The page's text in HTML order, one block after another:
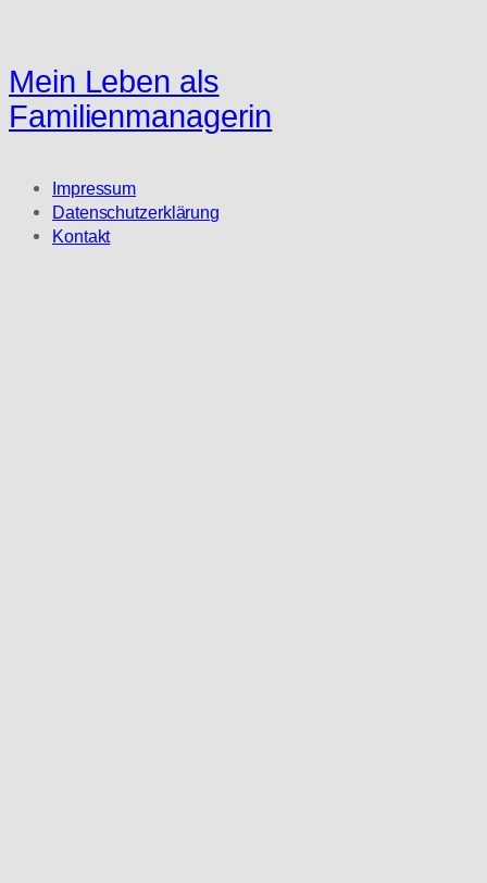
Mein Leben als
Familienmanagerin
Impressum
Datenschutzerklärung
Kontakt